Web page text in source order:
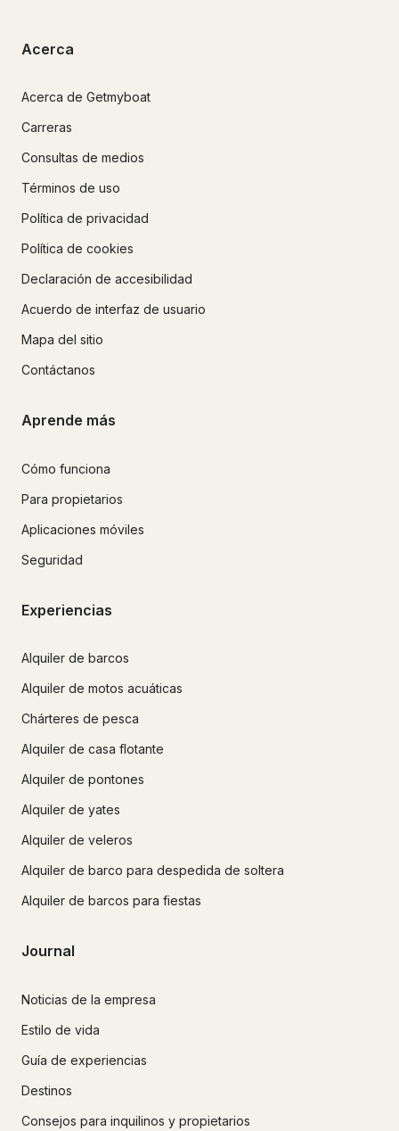
Acerca
Acerca de Getmyboat
Carreras
Consultas de medios
Términos de uso
Política de privacidad
Política de cookies
Declaración de accesibilidad
Acuerdo de interfaz de usuario
Mapa del sitio
Contáctanos
Aprende más
Cómo funciona
Para propietarios
Aplicaciones móviles
Seguridad
Experiencias
Alquiler de barcos
Alquiler de motos acuáticas
Chárteres de pesca
Alquiler de casa flotante
Alquiler de pontones
Alquiler de yates
Alquiler de veleros
Alquiler de barco para despedida de soltera
Alquiler de barcos para fiestas
Journal
Noticias de la empresa
Estilo de vida
Guía de experiencias
Destinos
Consejos para inquilinos y propietarios